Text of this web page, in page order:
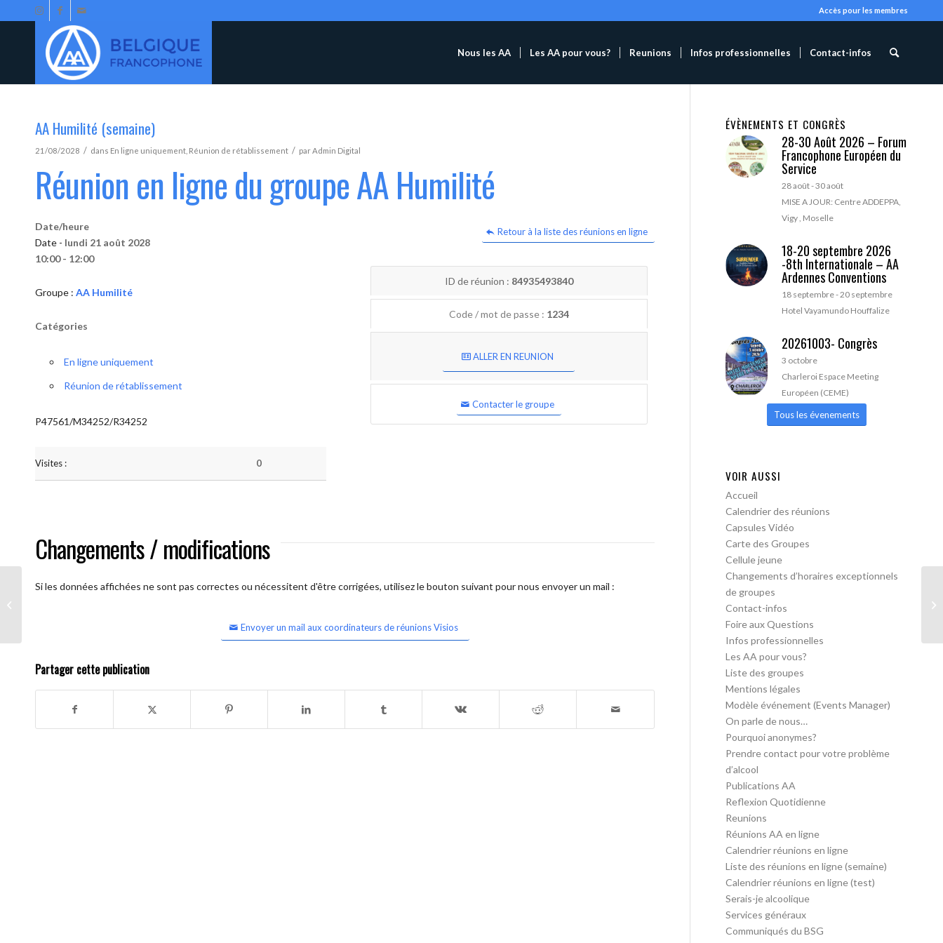
Accès pour les membres
Nous les AA Les AA pour vous? Reunions Infos professionnelles Contact-infos
AA Humilité (semaine)
21/08/2028 / dans En ligne uniquement Réunion de rétablissement / parAdmin Digital
Réunion en ligne du groupe AA Humilité
Retour à la liste des réunions en ligne
Date/heure
Date - lundi 21 août 2028
10:00 - 12:00
Groupe : AA Humilité
Catégories
En ligne uniquement
Réunion de rétablissement
P47561/M34252/R34252
Visites : 0
ID de réunion : 84935493840
Code / mot de passe : 1234
ALLER EN REUNION
Contacter le groupe
Changements / modifications
Si les données affichées ne sont pas correctes ou nécessitent d'être corrigées, utilisez le bouton suivant pour nous envoyer un mail :
Envoyer un mail aux coordinateurs de réunions Visios
Partager cette publication
ÉVÈNEMENTS ET CONGRÈS
28-30 Août 2026 – Forum
Francophone Européen du
Service
28 août-30 août
MISE A JOUR: Centre ADDEPPA,
Vigy , Moselle
18-20 septembre 2026
-8th Internationale – AA
Ardennes Conventions
18 septembre-20 septembre
Hotel Vayamundo Houffalize
20261003- Congrès
3 octobre
Charleroi Espace Meeting
Européen (CEME)
Tous les évenements
VOIR AUSSI
Accueil
Calendrier des réunions
Capsules Vidéo
Carte des Groupes
Cellule jeune
Changements d’horaires exceptionnels
de groupes
Contact-infos
Foire aux Questions
Infos professionnelles
Les AA pour vous?
Liste des groupes
Mentions légales
Modèle événement (Events Manager)
On parle de nous…
Pourquoi anonymes?
Prendre contact pour votre problème
d’alcool
Publications AA
Reflexion Quotidienne
Reunions
Réunions AA en ligne
Calendrier réunions en ligne
Liste des réunions en ligne (semaine)
Calendrier réunions en ligne (test)
Serais-je alcoolique
Services généraux
Communiqués du BSG